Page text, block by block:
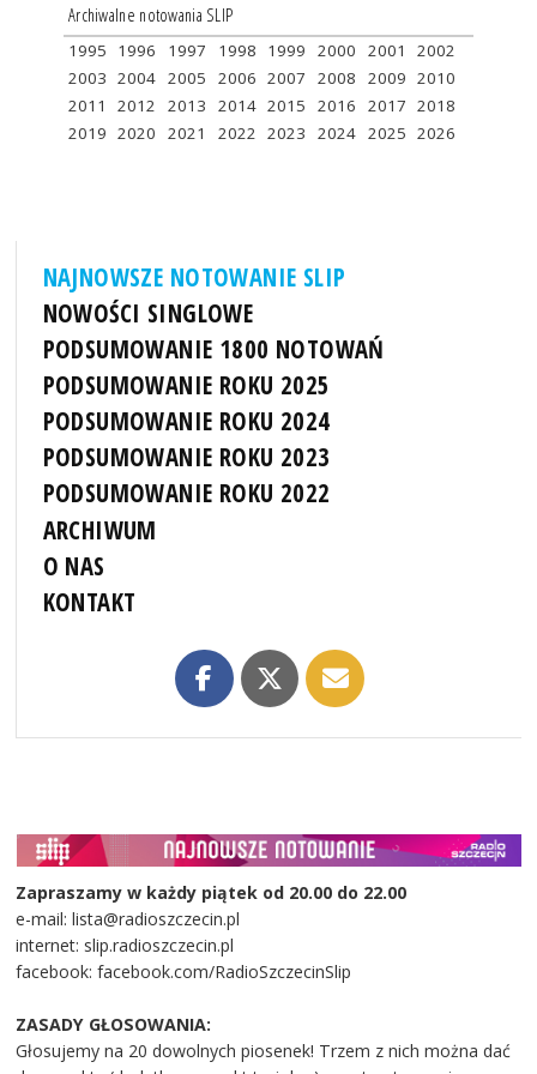
Archiwalne notowania SLIP
1995 1996 1997 1998 1999 2000 2001
2002
2003 2004 2005 2006 2007 2008 2009 2010
2011
2012 2013 2014 2015 2016 2017 2018
2019 2020 2021 2022 2023 2024 2025 2026
NAJNOWSZE NOTOWANIE SLIP
NOWOŚCI SINGLOWE
PODSUMOWANIE 1800 NOTOWAŃ
PODSUMOWANIE ROKU 2025
PODSUMOWANIE ROKU 2024
PODSUMOWANIE ROKU 2023
PODSUMOWANIE ROKU 2022
ARCHIWUM
O NAS
KONTAKT
Zapraszamy w każdy piątek od 20.00 do 22.00
e-mail: lista@radioszczecin.pl
internet: slip.radioszczecin.pl
facebook: facebook.com/RadioSzczecinSlip
ZASADY GŁOSOWANIA:
Głosujemy na 20 dowolnych piosenek! Trzem z nich można dać